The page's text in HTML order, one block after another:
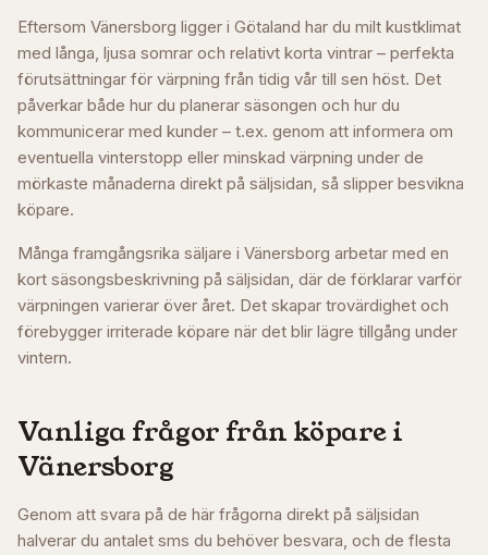
Eftersom Vänersborg ligger i Götaland har du milt kustklimat
med långa, ljusa somrar och relativt korta vintrar – perfekta
förutsättningar för värpning från tidig vår till sen höst. Det
påverkar både hur du planerar säsongen och hur du
kommunicerar med kunder – t.ex. genom att informera om
eventuella vinterstopp eller minskad värpning under de
mörkaste månaderna direkt på säljsidan, så slipper besvikna
köpare.
Många framgångsrika säljare i Vänersborg arbetar med en
kort säsongsbeskrivning på säljsidan, där de förklarar varför
värpningen varierar över året. Det skapar trovärdighet och
förebygger irriterade köpare när det blir lägre tillgång under
vintern.
Vanliga frågor från köpare i
Vänersborg
Genom att svara på de här frågorna direkt på säljsidan
halverar du antalet sms du behöver besvara, och de flesta